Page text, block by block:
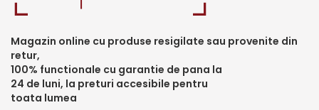
Magazin online cu produse resigilate sau provenite din
retur,
100% functionale cu garantie de pana la
24 de luni, la preturi accesibile pentru
toata lumea